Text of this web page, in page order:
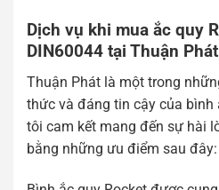
Dịch vụ khi mua ắc quy
DIN60044 tại Thuận
Thuận Phát là một trong
thức và đáng tin cậy của bình
tôi cam kết mang đến sự hài
bằng những ưu điểm sau đây: